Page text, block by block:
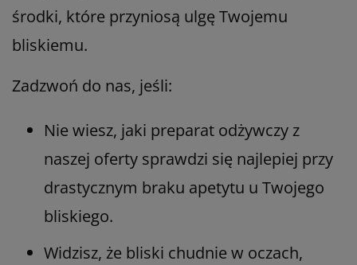
środki, które przyniosą ulgę Twojemu
bliskiemu.
Zadzwoń do nas, jeśli:
Nie wiesz, jaki preparat odżywczy z
naszej oferty sprawdzi się najlepiej przy
drastycznym braku apetytu u Twojego
bliskiego.
Widzisz, że bliski chudnie w oczach,